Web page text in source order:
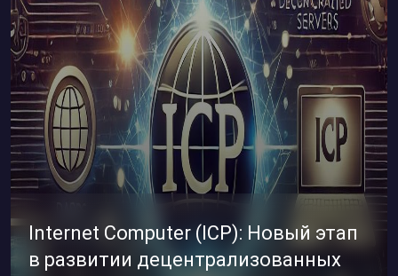
Internet Computer (ICP): Новый этап
в развитии децентрализованных